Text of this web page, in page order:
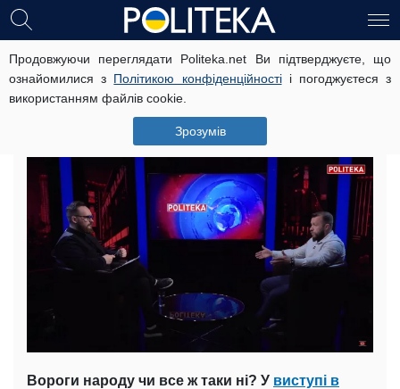
Продовжуючи переглядати Politeka.net Ви підтверджуєте, що
ознайомилися з Політикою конфіденційностіі погоджуєтеся з
використанням файлів cookie.
Зрозумів
Антиросійська коаліція: Жорін
порадив Україні робити рішучі
кроки
Вороги народу чи все ж таки ні? У виступі в